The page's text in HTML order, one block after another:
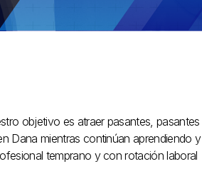
objetivo es atraer pasantes, pasantes
Dana mientras continúan aprendiendo y
temprano y con rotación laboral